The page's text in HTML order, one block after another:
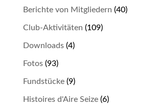
Berichte von Mitgliedern (40)
Club-Aktivitäten (109)
Downloads(4)
Fotos(93)
Fundstücke(9)
Histoires d'Aire Seize(6)